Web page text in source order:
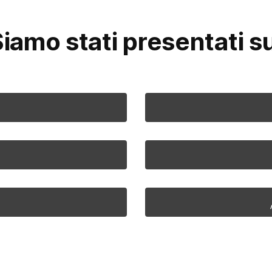
stati presentati